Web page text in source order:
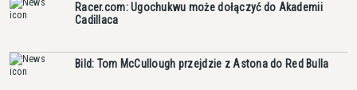
Racer.com: Ugochukwu może dołączyć do Akademii
Cadillaca
Bild: Tom McCullough przejdzie z Astona do Red Bulla